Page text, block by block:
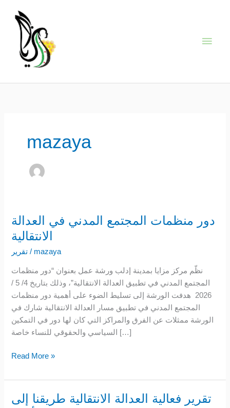
content
mazaya
دور منظمات المجتمع المدني في العدالة
الانتقالية
تقرير / mazaya
نظّم مركز مزايا بمدينة إدلب ورشة عمل بعنوان “دور منظمات
المجتمع المدني في تطبيق العدالة الانتقالية”، وذلك بتاريخ 4/ 5 /
2026 هدفت الورشة إلى تسليط الضوء على أهمية دور منظمات
المجتمع المدني في تطبيق مسار العدالة الانتقالية شارك في
الورشة ممثلات عن الفرق والمراكز التي كان لها دور في التمكين
السياسي والحقوقي للنساء خاصة […]
دور
منظمات
المجتمع
المدني
في
العدالة
الانتقالية
Read More »
تقرير فعالية العدالة الانتقالية طريقنا إلى